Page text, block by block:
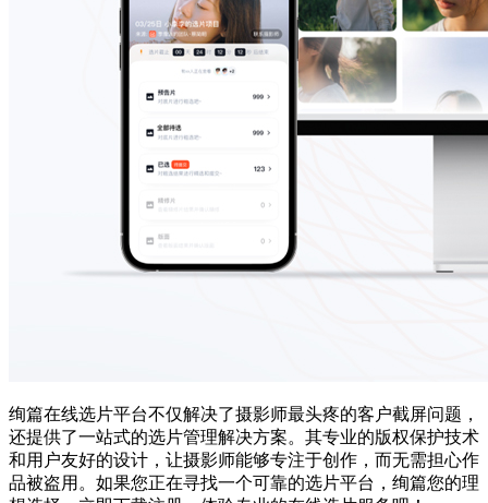
绚篇在线选片平台不仅解决了摄影师最头疼的客户截屏问题，
还提供了一站式的选片管理解决方案。其专业的版权保护技术
和用户友好的设计，让摄影师能够专注于创作，而无需担心作
品被盗用。如果您正在寻找一个可靠的选片平台，绚篇您的理